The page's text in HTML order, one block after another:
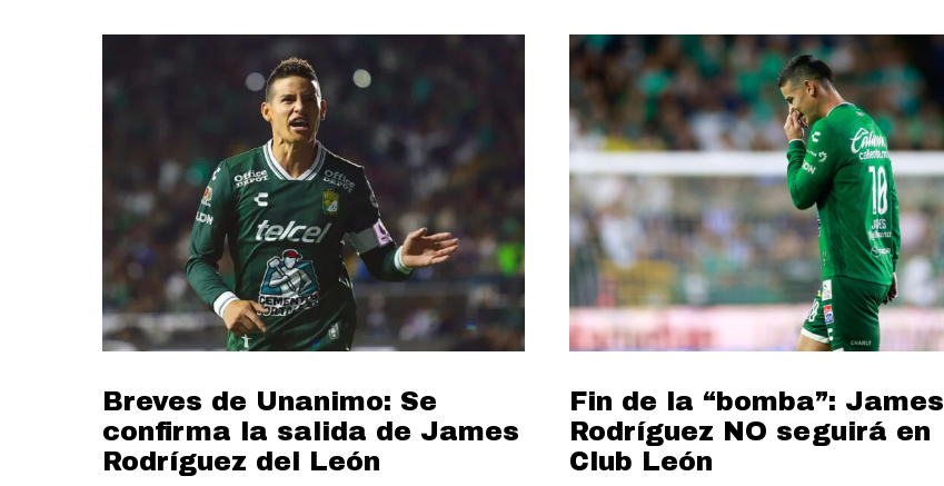
Breves de Unanimo: Se
confirma la salida de James
Rodríguez del León
Fin de la “bomba”: James
Rodríguez NO seguirá en
Club León